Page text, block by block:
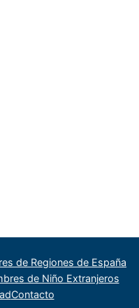
de Regiones de España
de Niño Extranjeros
Contacto